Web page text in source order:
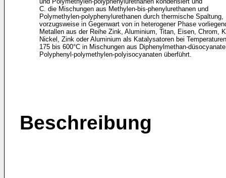
C. die Mischungen aus Methylen-bis-phenylurethanen und
Polymethylen-polyphenylurethanen durch thermische Spaltung,
vorzugsweise in Gegenwart von in heterogener Phase
Metallen aus der Reihe Zink, Aluminium, Titan, Eisen, Chrom,
Nickel, Zink oder Aluminium als Katalysatoren bei
175 bis 600°C in Mischungen aus Diphenylmethan-
Polyphenyl-polymethylen-polyisocyanaten überführt.
Beschreibung